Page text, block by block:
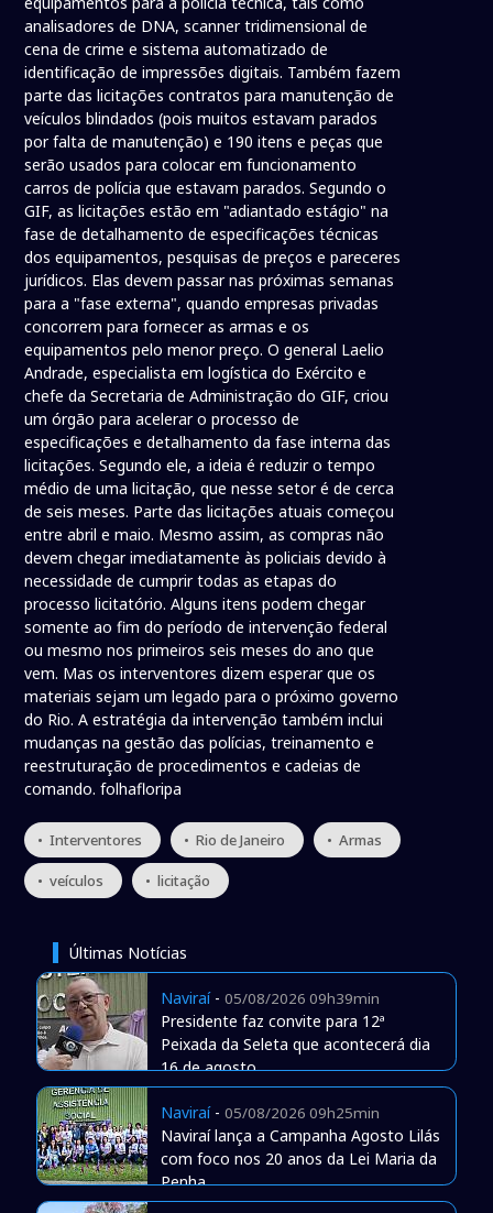
analisadores de DNA, scanner tridimensional de
cena de crime e sistema automatizado de
identificação de impressões digitais. Também fazem
parte das licitações contratos para manutenção de
veículos blindados (pois muitos estavam parados
por falta de manutenção) e 190 itens e peças que
serão usados para colocar em funcionamento
carros de polícia que estavam parados. Segundo o
GIF, as licitações estão em "adiantado estágio" na
fase de detalhamento de especificações técnicas
dos equipamentos, pesquisas de preços e pareceres
jurídicos. Elas devem passar nas próximas semanas
para a "fase externa", quando empresas privadas
concorrem para fornecer as armas e os
equipamentos pelo menor preço. O general Laelio
Andrade, especialista em logística do Exército e
chefe da Secretaria de Administração do GIF, criou
um órgão para acelerar o processo de
especificações e detalhamento da fase interna das
licitações. Segundo ele, a ideia é reduzir o tempo
médio de uma licitação, que nesse setor é de cerca
de seis meses. Parte das licitações atuais começou
entre abril e maio. Mesmo assim, as compras não
devem chegar imediatamente às policiais devido à
necessidade de cumprir todas as etapas do
processo licitatório. Alguns itens podem chegar
somente ao fim do período de intervenção federal
ou mesmo nos primeiros seis meses do ano que
vem. Mas os interventores dizem esperar que os
materiais sejam um legado para o próximo governo
do Rio. A estratégia da intervenção também inclui
mudanças na gestão das polícias, treinamento e
reestruturação de procedimentos e cadeias de
comando. folhafloripa
• Interventores • Rio de Janeiro • Armas
• veículos • licitação
Últimas Notícias
Naviraí- 05/08/2026 09h39min
Presidente faz convite para 12ª
Peixada da Seleta que acontecerá dia
16 de agosto
Naviraí- 05/08/2026 09h25min
Naviraí lança a Campanha Agosto Lilás
com foco nos 20 anos da Lei Maria da
Penha